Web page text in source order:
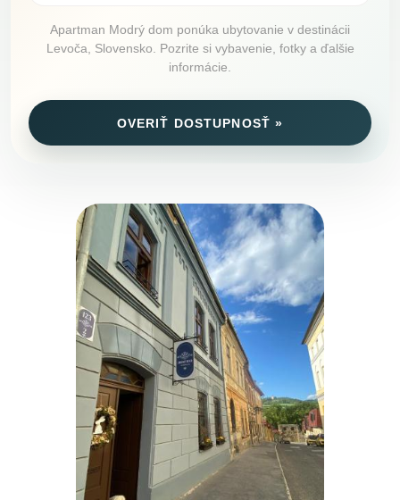
Apartman Modrý dom ponúka ubytovanie v destinácii
Levoča, Slovensko. Pozrite si vybavenie, fotky a ďalšie
informácie.
OVERIŤ DOSTUPNOSŤ »